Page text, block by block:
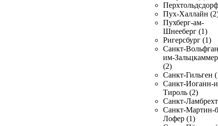
Пух-Халлайн
Пухберг-ам-
Шнееберг (1)
Ригерсбург (1)
Санкт-
им-
(2)
Санкт-Гильген
Санкт-Иоганн-
Тироль (2)
Санкт-
Санкт-Мартин-
Лофер (1)